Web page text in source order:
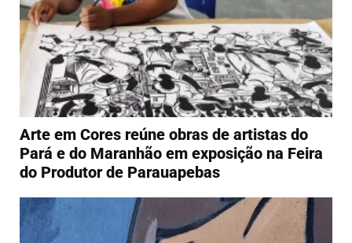
Arte em Cores reúne obras de artistas do
Pará e do Maranhão em exposição na Feira
do Produtor de Parauapebas